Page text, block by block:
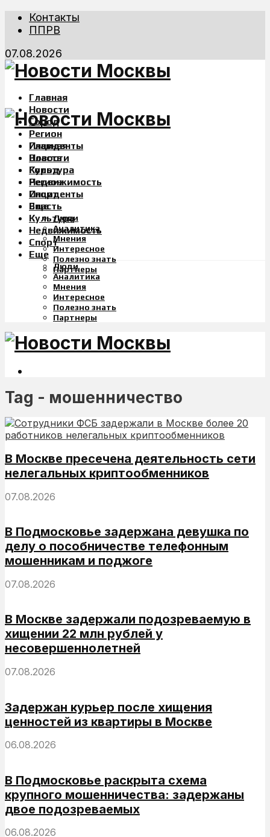
Контакты
ППРВ
07.08.2026
Главная
Новости
Город
Регион
Инциденты
Власть
Культура
Недвижимость
Спорт
Еще
Люди
Аналитика
Мнения
Интересное
Полезно знать
Партнеры
Главная
Новости
Город
Регион
Инциденты
Власть
Культура
Недвижимость
Спорт
Еще
Люди
Аналитика
Мнения
Интересное
Полезно знать
Партнеры
Tag - мошенничество
В Москве пресечена деятельность сети
нелегальных криптообменников
07.08.2026
В Подмосковье задержана девушка по
делу о пособничестве телефонным
мошенникам и поджоге
07.08.2026
В Москве задержали подозреваемую в
хищении 22 млн рублей у
несовершеннолетней
07.08.2026
Задержан курьер после хищения
ценностей из квартиры в Москве
06.08.2026
В Подмосковье раскрыта схема
крупного мошенничества: задержаны
двое подозреваемых
06.08.2026